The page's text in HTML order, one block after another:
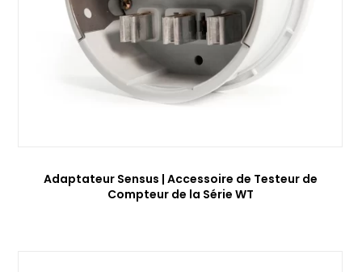
Adaptateur Sensus | Accessoire de Testeur de
Compteur de la Série WT